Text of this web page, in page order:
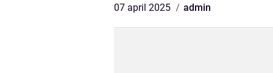
07 april 2025 admin